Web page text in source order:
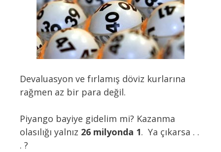
Devaluasyon ve fırlamış döviz kurlarına
rağmen az bir para değil.
Piyango bayiye gidelim mi? Kazanma
olasılığı yalnız 26 milyonda 1. Ya çıkarsa . .
. ?